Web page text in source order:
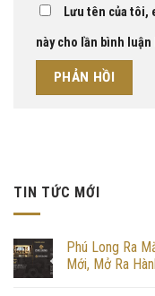
Lưu tên của tôi,
này cho lần bình
TIN TỨC MỚI
Phú Long Ra
Mới, Mở Ra